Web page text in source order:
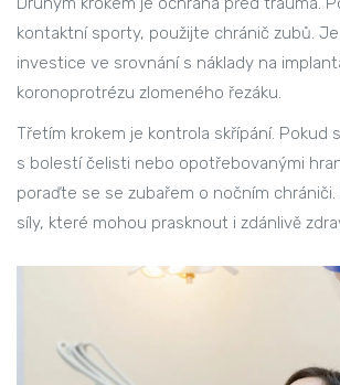
kontaktní sporty, použijte chránič zubů.
investice ve srovnání s náklady na
koronoprotrézu zlomeného řezáku.
Třetím krokem je kontrola skřípání. Pokud
s bolestí čelisti nebo opotřebovanými
poraďte se se zubařem o nočním chrániči.
síly, které mohou prasknout i zdánlivě